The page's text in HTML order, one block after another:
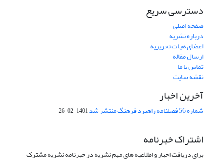
دسترسی سریع
صفحه اصلی
درباره نشریه
اعضای هیات تحریریه
ارسال مقاله
تماس با ما
نقشه سایت
آخرین اخبار
شماره 56 فصلنامه راهبرد فرهنگ منتشر شد 1401-02-26
اشتراک خبرنامه
برای دریافت اخبار و اطلاعیه های مهم نشریه در خبرنامه نشریه مشترک